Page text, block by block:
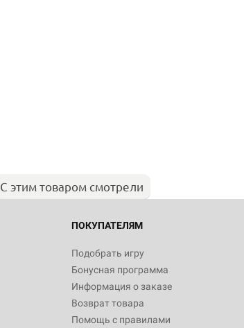
С этим товаром смотрели
ПОКУПАТЕЛЯМ
Подобрать игру
Бонусная программа
Информация о заказе
Возврат товара
Помощь с правилами